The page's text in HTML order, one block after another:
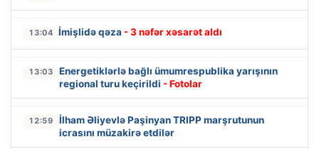
13:04 İmişlidə qəza - 3 nəfər xəsarət aldı
13:03
Energetiklərlə bağlı ümumrespublika yarışının
regional turu keçirildi - Fotolar
12:59
İlham Əliyevlə Paşinyan TRIPP marşrutunun
icrasını müzakirə etdilər